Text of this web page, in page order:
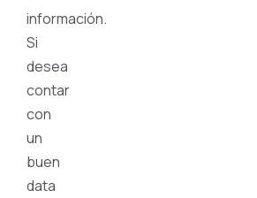
información.
Si
desea
contar
con
un
buen
data